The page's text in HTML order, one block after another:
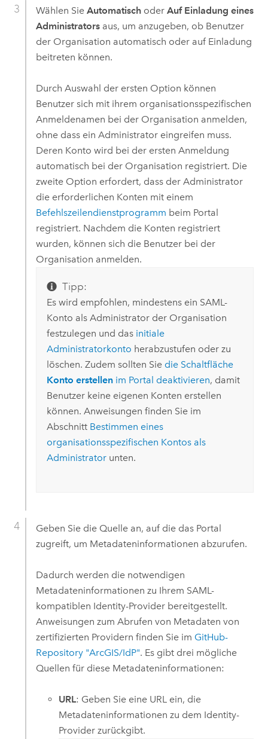
Wählen Sie Automatischoder Auf Einladung eines
Administratorsaus, um anzugeben, ob Benutzer
der Organisation automatisch oder auf Einladung
beitreten können.
Durch Auswahl der ersten Option können
Benutzer sich mit ihrem organisationsspezifischen
Anmeldenamen bei der Organisation anmelden,
ohne dass ein Administrator eingreifen muss.
Deren Konto wird bei der ersten Anmeldung
automatisch bei der Organisation registriert. Die
zweite Option erfordert, dass der Administrator
die erforderlichen Konten mit einem
Befehlszeilendienstprogramm beim Portal
registriert. Nachdem die Konten registriert
wurden, können sich die Benutzer bei der
Organisation anmelden.
Tipp:
Es wird empfohlen, mindestens ein SAML-
Konto als Administrator der Organisation
festzulegen und das initiale
Administratorkonto herabzustufen oder zu
löschen. Zudem sollten Sie die Schaltfläche
Konto erstellenim Portal deaktivieren, damit
Benutzer keine eigenen Konten erstellen
können. Anweisungen finden Sie im
Abschnitt Bestimmen eines
organisationsspezifischen Kontos als
Administratorunten.
Geben Sie die Quelle an, auf die das Portal
zugreift, um Metadateninformationen abzurufen.
Dadurch werden die notwendigen
Metadateninformationen zu Ihrem SAML-
kompatiblen Identity-Provider bereitgestellt.
Anweisungen zum Abrufen von Metadaten von
zertifizierten Providern finden Sie im GitHub-
Repository "ArcGIS/IdP". Es gibt drei mögliche
Quellen für diese Metadateninformationen:
URL: Geben Sie eine URL ein, die
Metadateninformationen zu dem Identity-
Provider zurückgibt.